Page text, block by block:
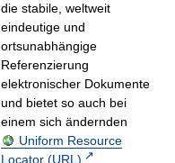
die stabile, weltweit
eindeutige und
ortsunabhängige
Referenzierung
elektronischer Dokumente
und bietet so auch bei
einem sich ändernden
Uniform Resource
Locator (URL)